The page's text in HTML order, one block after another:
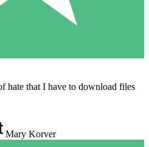
hate that I have to download files
Mary Korver